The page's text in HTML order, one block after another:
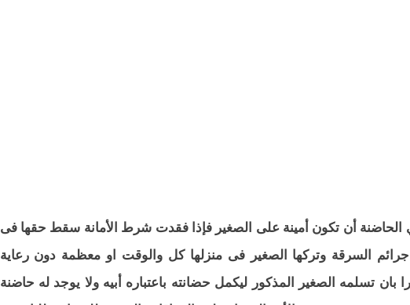
أن تكون أمينة على الصغير فإذا فقدت شرط الأمانة سقط حقها فى
السرقة وتركها الصغير فى منزلها كل والوقت او معظمة دون رعاية
بان تسلمه الصغير المذكور ليكمل حضانته باعتباره أبيه ولا يوجد له حاضنة